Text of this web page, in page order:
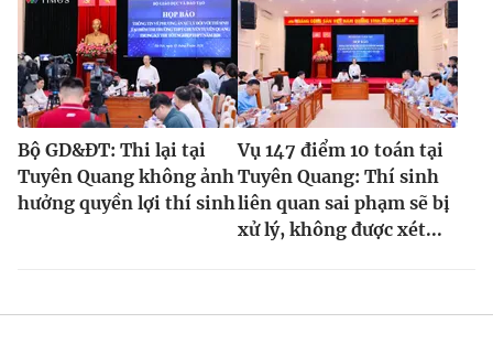
Bộ GD&ĐT: Thi lại tại
Tuyên Quang không ảnh
hưởng quyền lợi thí sinh
Vụ 147 điểm 10 toán tại
Tuyên Quang: Thí sinh
liên quan sai phạm sẽ bị
xử lý, không được xét...